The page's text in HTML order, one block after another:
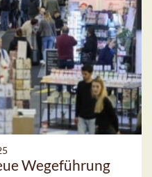
Wegeführung